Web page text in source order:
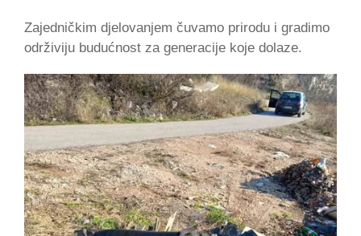
Zajedničkim djelovanjem čuvamo prirodu i gradimo
održiviju budućnost za generacije koje dolaze.